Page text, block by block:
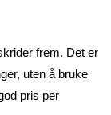
frem. Det er
uten å bruke
pris per